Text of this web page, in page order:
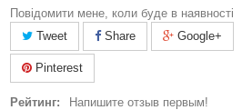
Повідомити мене, коли буде в наявності
Tweet
Share Google+
Pinterest
Рейтинг:
Напишите отзыв первым!